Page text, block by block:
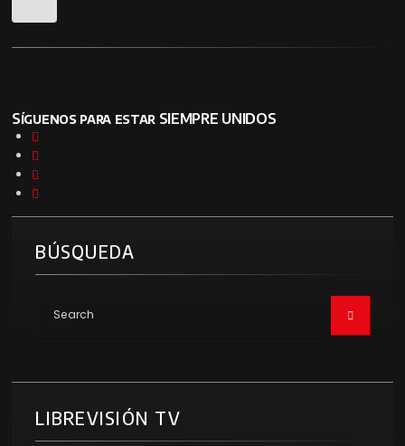
Síguenos para estar SIEMPRE UNIDOS
BÚSQUEDA
LIBREVISIÓN TV